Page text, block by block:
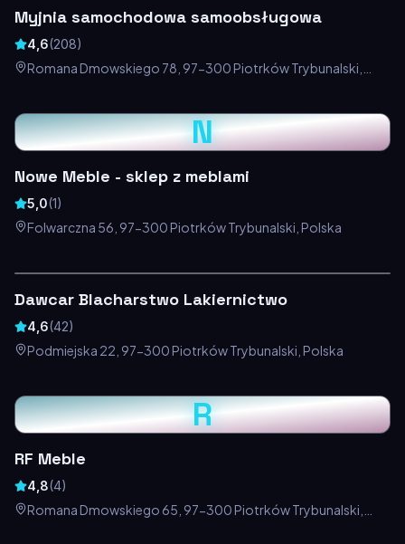
Myjnia samochodowa samoobsługowa
4,6(208)
Romana Dmowskiego 78, 97-300 Piotrków Trybunalski,
N
Nowe Meble - sklep z meblami
5,0(1)
Folwarczna 56, 97-300 Piotrków Trybunalski, Polska
Dawcar Blacharstwo Lakiernictwo
4,6(42)
Podmiejska 22, 97-300 Piotrków Trybunalski, Polska
R
RF Meble
4,8(4)
Romana Dmowskiego 65, 97-300 Piotrków Trybunalski,